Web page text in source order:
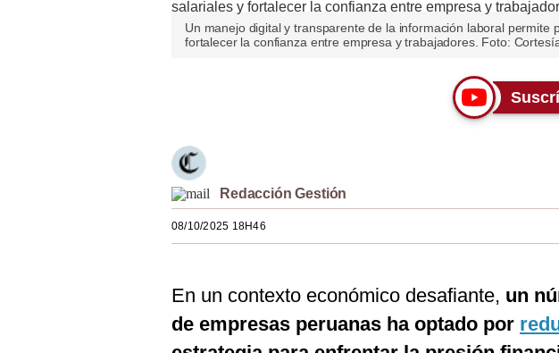
Un manejo digital y transparente de la información laboral permite
fortalecer la confianza entre empresa y trabajadores. Foto:
Redacción Gestión
08/10/2025 18H46
En un contexto económico desafiante, un
de empresas peruanas ha optado por